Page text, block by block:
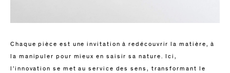
Chaque pièce est une invitation à redécouvrir la matière, à
la manipuler pour mieux en saisir sa nature. Ici,
l’innovation se met au service des sens, transformant le